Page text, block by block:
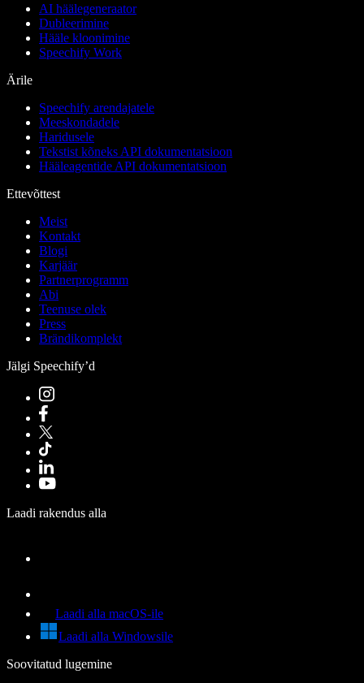
AI häälegeneraator
Dubleerimine
Hääle kloonimine
Speechify Work
Ärile
Speechify arendajatele
Meeskondadele
Haridusele
Tekstist kõneks API dokumentatsioon
Hääleagentide API dokumentatsioon
Ettevõttest
Meist
Kontakt
Blogi
Karjäär
Partnerprogramm
Abi
Teenuse olek
Press
Brändikomplekt
Jälgi Speechify’d
Laadi rakendus alla
Laadi alla macOS-ile
Laadi alla Windowsile
Soovitatud lugemine